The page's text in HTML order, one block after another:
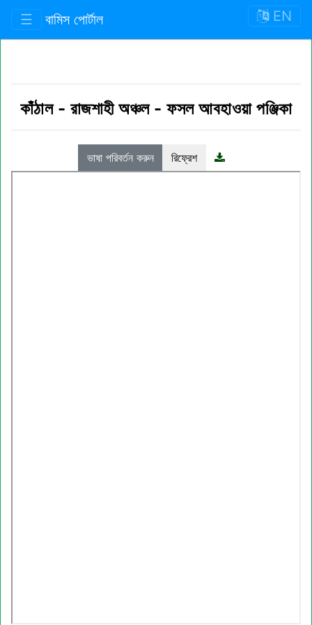
☰ বামিস পোর্টাল EN
কাঁঠাল - রাজশাহী অঞ্চল- ফসল আবহাওয়া পঞ্জিকা
ভাষা পরিবর্তন করুন রিফ্রেশ